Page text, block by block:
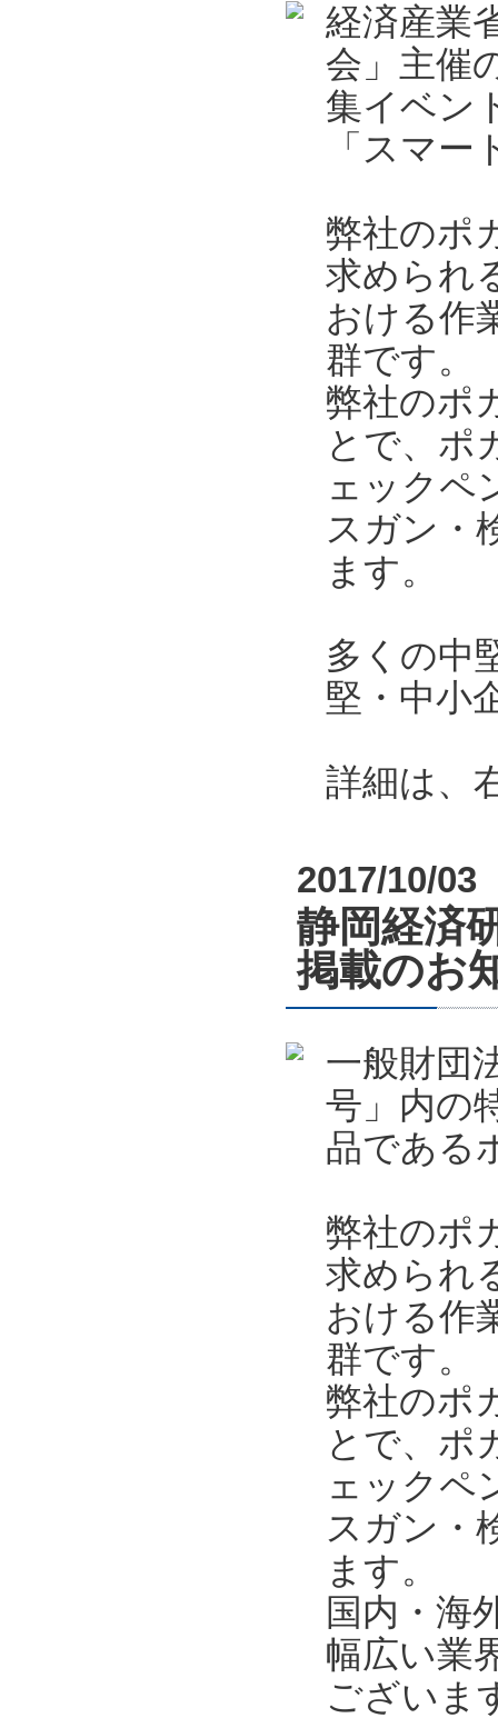
経済産業
会」主催
集イベン
「スマ
弊社のポ
求められ
おける作
群です。
弊社のポ
とで、ポ
ェックペ
スガン・
ます。
多くの中
堅・中小
詳細は、
2017/10/03
静岡経済
掲載のお
一般財団
号」内の
品である
弊社のポ
求められ
おける作
群です。
弊社のポ
とで、ポ
ェックペ
スガン・
ます。
国内・海
幅広い業
ございま